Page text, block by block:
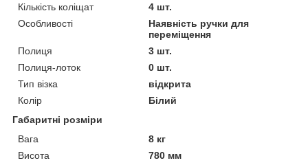
Кількість коліщат
4 шт.
Особливості
Наявність ручки для
переміщення
Полиця
3 шт.
Полиця-лоток
0 шт.
Тип візка
відкрита
Колір
Білий
Габаритні розміри
Вага
8 кг
Висота
780 мм